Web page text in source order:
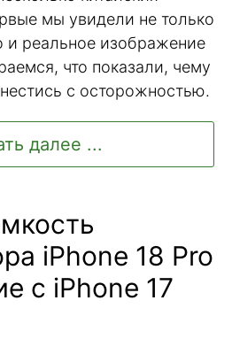
мы увидели не только
и реальное изображение
что показали, чему
с осторожностью.
далее ...
iPhone 18 Pro
с iPhone 17